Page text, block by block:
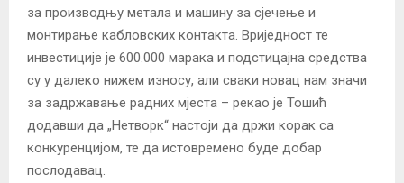
за производњу метала и машину за сјечење и
монтирање кабловских контакта. Вриједност те
инвестиције је 600.000 марака и подстицајна средства
су у далеко нижем износу, али сваки новац нам значи
за задржавање радних мјеста – рекао је Тошић
додавши да „Нетворк“ настоји да држи корак са
конкуренцијом, те да истовремено буде добар
послодавац.